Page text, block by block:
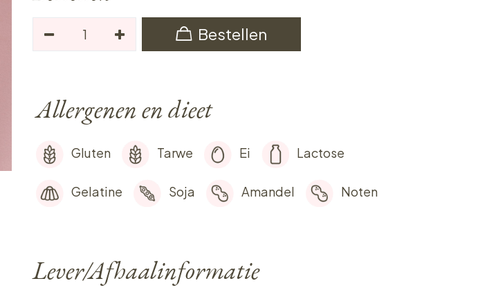
Bestellen
Allergenen en dieet
Gluten Tarwe Ei Lactose
Gelatine Soja Amandel Noten
Lever/Afhaalinformatie